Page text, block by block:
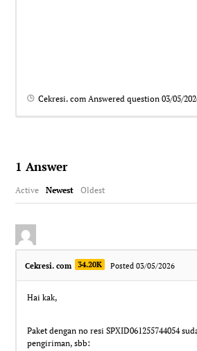
Cekresi. com Answered question03/05/
1 Answer
Active Newest Oldest
Cekresi. com 34.20K Posted 03/05/2026
Hai kak,
Paket dengan no resi SPXID061255744054
pengiriman, sbb: